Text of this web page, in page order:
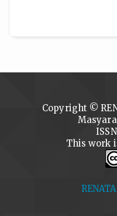
Copyright ©
This work